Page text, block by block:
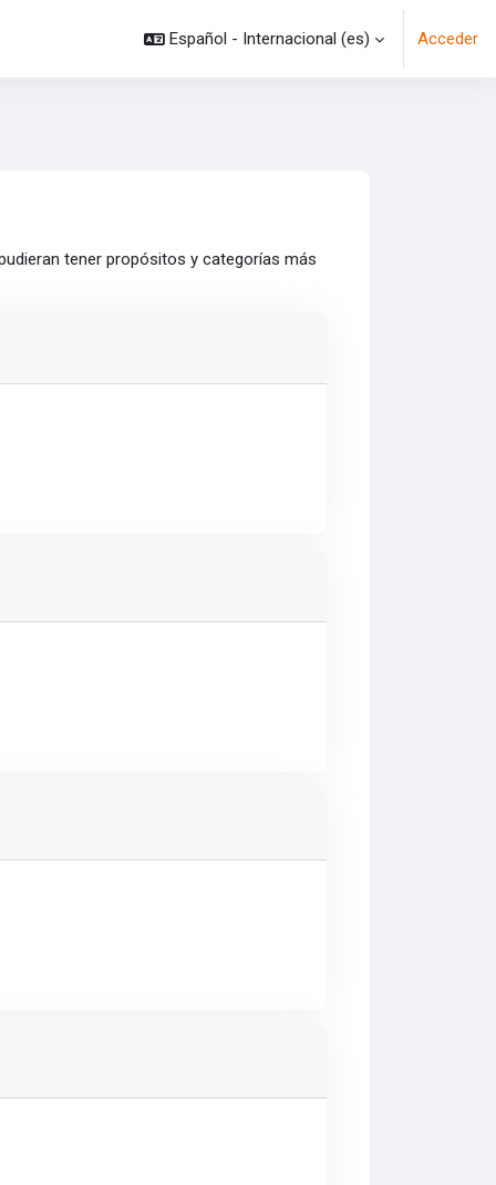
Español - Internacional ‎(es)‎ Acceder
tener propósitos y categorías más